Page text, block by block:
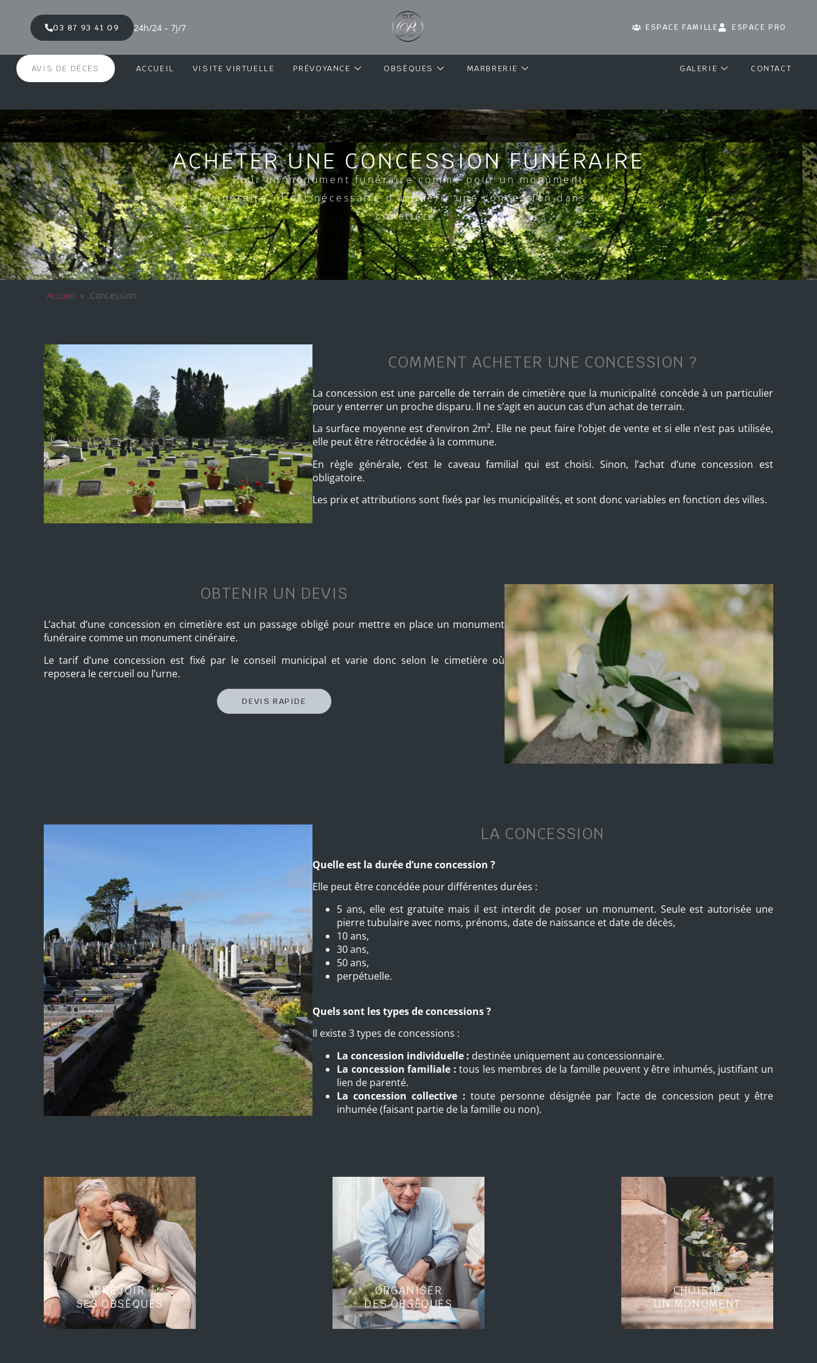
03 87 93 41 09 24h/24 – 7j/7 ESPACE FAMILLE ESPACE PRO
AVIS DE DÉCÈS ACCUEIL VISITE VIRTUELLE PRÉVOYANCE OBSÈQUES MARBRERIE GALERIE CONTACT
ACHETER UNE CONCESSION FUNÉRAIRE
Pour un monument funéraire comme pour un monument
cinéraire, il est nécessaire d’acquérir une concession dans un
cimetière.
Accueil » Concession
COMMENT ACHETER UNE CONCESSION ?
La concession est une parcelle de terrain de cimetière que la municipalité concède à un particulier
pour y enterrer un proche disparu. Il ne s’agit en aucun cas d’un achat de terrain.
La surface moyenne est d’environ 2m². Elle ne peut faire l’objet de vente et si elle n’est pas utilisée,
elle peut être rétrocédée à la commune.
En règle générale, c’est le caveau familial qui est choisi. Sinon, l’achat d’une concession est
obligatoire.
Les prix et attributions sont fixés par les municipalités, et sont donc variables en fonction des villes.
OBTENIR UN DEVIS
L’achat d’une concession en cimetière est un passage obligé pour mettre en place un monument
funéraire comme un monument cinéraire.
Le tarif d’une concession est fixé par le conseil municipal et varie donc selon le cimetière où
reposera le cercueil ou l’urne.
DEVIS RAPIDE
LA CONCESSION
Quelle est la durée d’une concession ?
Elle peut être concédée pour différentes durées :
5 ans, elle est gratuite mais il est interdit de poser un monument. Seule est autorisée une
pierre tubulaire avec noms, prénoms, date de naissance et date de décès,
10 ans,
30 ans,
50 ans,
perpétuelle.
Quels sont les types de concessions ?
Il existe 3 types de concessions :
La concession individuelle : destinée uniquement au concessionnaire.
La concession familiale : tous les membres de la famille peuvent y être inhumés, justifiant un
lien de parenté.
La concession collective : toute personne désignée par l’acte de concession peut y être
inhumée (faisant partie de la famille ou non).
PRÉVOIR
SES OBSÈQUES
ORGANISER
DES OBSÈQUES
CHOISIR
UN MONUMENT